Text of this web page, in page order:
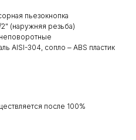
пьезокнопка
(наружняя резьба)
AISI-304, сопло ‒ ABS пластик
после 100%